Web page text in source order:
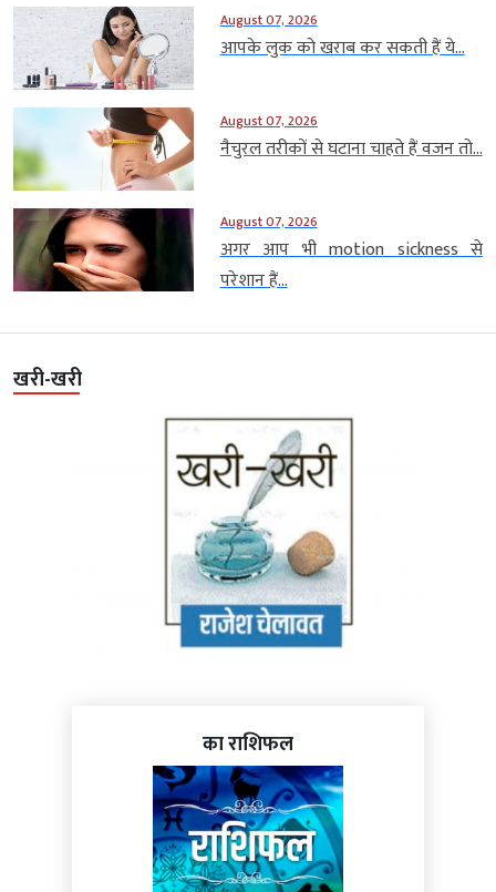
August 07, 2026
आपके लुक को खराब कर सकती हैं ये...
August 07, 2026
नैचुरल तरीकों से घटाना चाहते हैं वजन तो...
August 07, 2026
अगर आप भी motion sickness से
परेशान हैं...
खरी-खरी
का राशिफल